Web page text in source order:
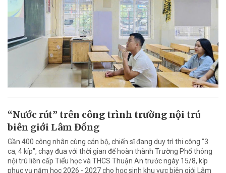
“Nước rút” trên công trình trường nội trú
biên giới Lâm Đồng
Gần 400 công nhân cùng cán bộ, chiến sĩ đang duy trì thi công "3
ca, 4 kíp", chạy đua với thời gian để hoàn thành Trường Phổ thông
nội trú liên cấp Tiểu học và THCS Thuận An trước ngày 15/8, kịp
phục vụ năm học 2026 - 2027 cho học sinh khu vực biên giới Lâm